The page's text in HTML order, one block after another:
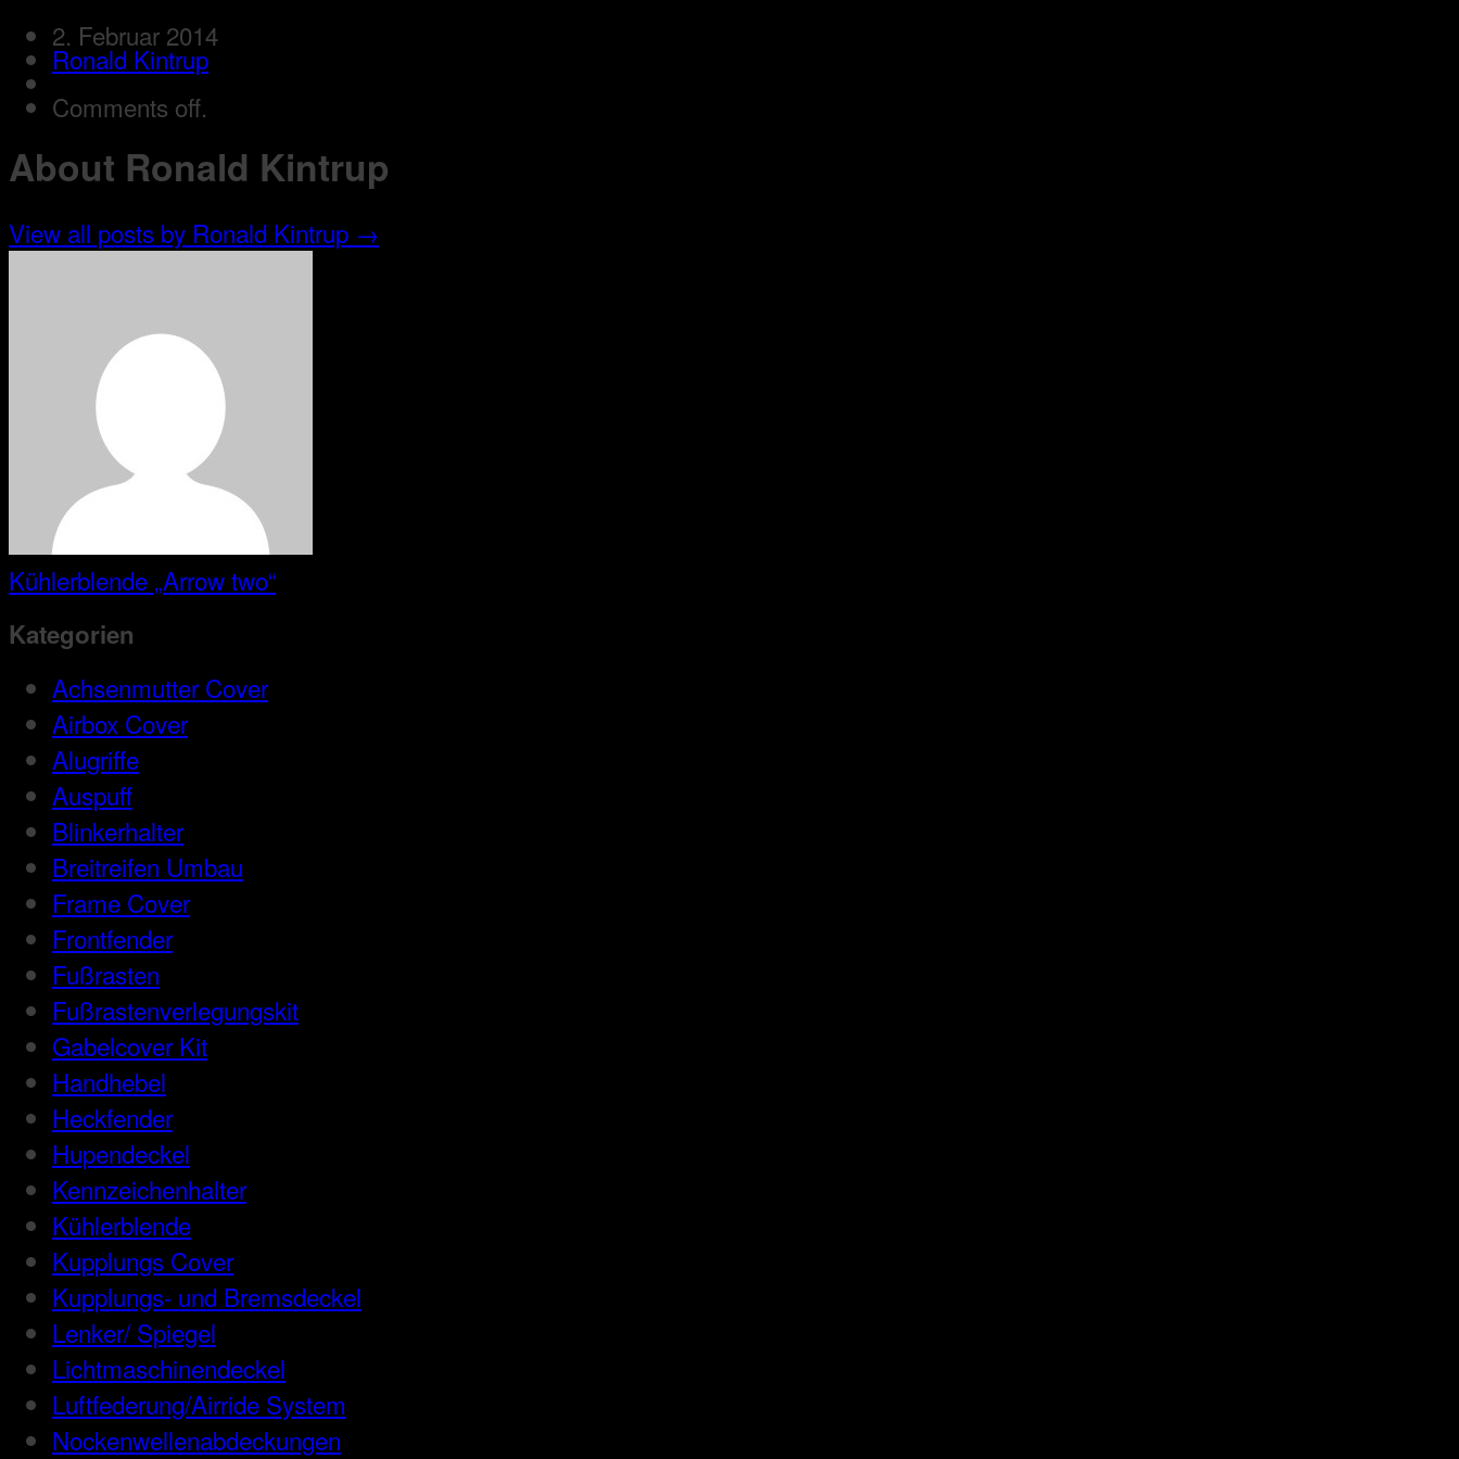
2. Februar 2014
Ronald Kintrup
Comments off.
About Ronald Kintrup
View all posts by Ronald Kintrup →
Kühlerblende „Arrow two“
Kategorien
Achsenmutter Cover
Airbox Cover
Alugriffe
Auspuff
Blinkerhalter
Breitreifen Umbau
Frame Cover
Frontfender
Fußrasten
Fußrastenverlegungskit
Gabelcover Kit
Handhebel
Heckfender
Hupendeckel
Kennzeichenhalter
Kühlerblende
Kupplungs Cover
Kupplungs- und Bremsdeckel
Lenker/ Spiegel
Lichtmaschinendeckel
Luftfederung/Airride System
Nockenwellenabdeckungen